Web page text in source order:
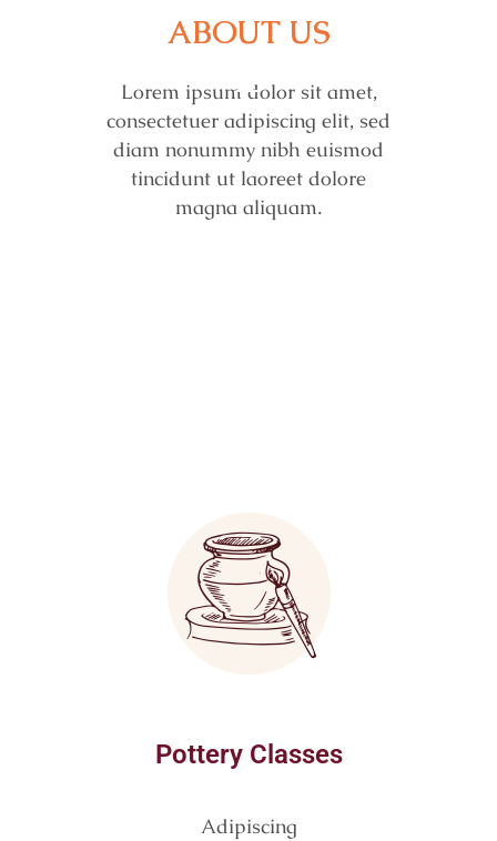
ABOUT US
Lorem ipsum dolor sit amet,
consectetuer adipiscing elit, sed
diam nonummy nibh euismod
tincidunt ut laoreet dolore
magna aliquam.
Pottery Classes
Adipiscing